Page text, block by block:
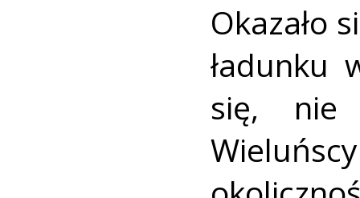
Okazało
ładunku
się, nie